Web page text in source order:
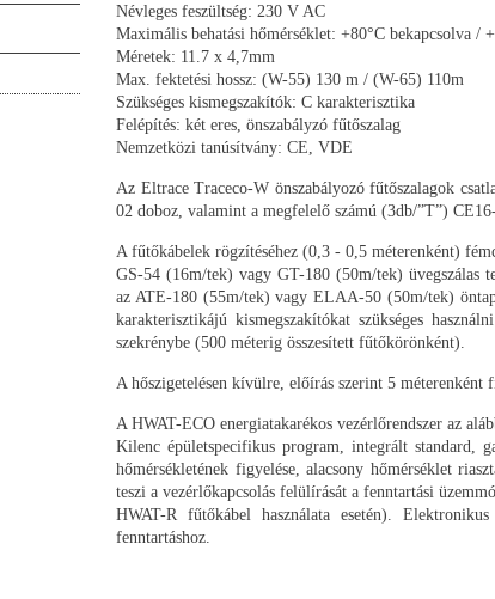
Névleges feszültség: 230 V AC
Maximális behatási hőmérséklet: +80°C bekapcsolva /
Méretek: 11.7 x 4,7mm
Max. fektetési hossz: (W-55) 130 m / (W-65) 110m
Szükséges kismegszakítók: C karakterisztika
Felépítés: két eres, önszabályzó fűtőszalag
Nemzetközi tanúsítvány: CE, VDE
Az Eltrace Traceco-W önszabályozó fűtőszalagok
02 doboz, valamint a megfelelő számú (3db/”T”)
A fűtőkábelek rögzítéséhez (0,3 - 0,5 méterenként)
GS-54 (16m/tek) vagy GT-180 (50m/tek) üvegszálas
az ATE-180 (55m/tek) vagy ELAA-50 (50m/tek)
karakterisztikájú kismegszakítókat szükséges
szekrénybe (500 méterig összesített fűtőkörönként).
A hőszigetelésen kívülre, előírás szerint 5
A HWAT-ECO energiatakarékos vezérlőrendszer az
Kilenc épületspecifikus program, integrált standard,
hőmérsékletének figyelése, alacsony hőmérséklet
teszi a vezérlőkapcsolás felülírását a fenntartási
HWAT-R fűtőkábel használata esetén).
fenntartáshoz.